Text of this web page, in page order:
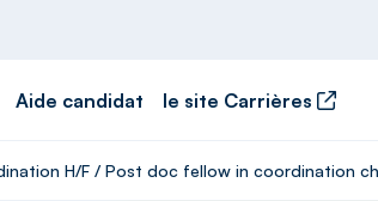
Aide candidat le site Carrières
H/F / Post doc fellow in coordination